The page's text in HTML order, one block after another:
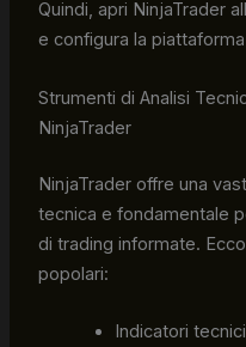
Quindi, apri NinjaTrader
e configura la
Strumenti di Analisi
NinjaTrader
NinjaTrader offre una
tecnica e fondamentale
di trading informate.
popolari:
Indicatori